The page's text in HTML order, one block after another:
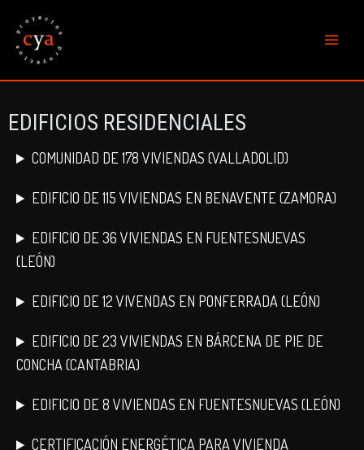
contenido
MENU
EDIFICIOS RESIDENCIALES
COMUNIDAD DE 178 VIVIENDAS (VALLADOLID)
EDIFICIO DE 115 VIVIENDAS EN BENAVENTE (ZAMORA)
EDIFICIO DE 36 VIVIENDAS EN FUENTESNUEVAS
(LEÓN)
EDIFICIO DE 12 VIVENDAS EN PONFERRADA (LEÓN)
EDIFICIO DE 23 VIVIENDAS EN BÁRCENA DE PIE DE
CONCHA (CANTABRIA)
EDIFICIO DE 8 VIVIENDAS EN FUENTESNUEVAS (LEÓN)
CERTIFICACIÓN ENERGÉTICA PARA VIVIENDA